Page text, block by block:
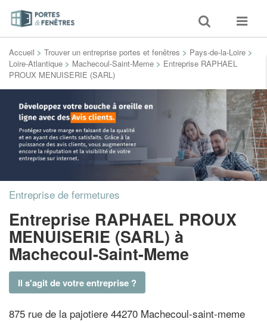
Toggle
search
Toggle
Accueil > Trouver un entreprise portes et fenêtres > Pays-de-la-Loire >
Loire-Atlantique > Machecoul-Saint-Meme > Entreprise RAPHAEL
PROUX MENUISERIE (SARL)
Entreprise de fermetures
Entreprise RAPHAEL PROUX
MENUISERIE (SARL) à
Machecoul-Saint-Meme
Il s'agit de votre entreprise ?
875 rue de la pajotiere 44270 Machecoul-saint-meme